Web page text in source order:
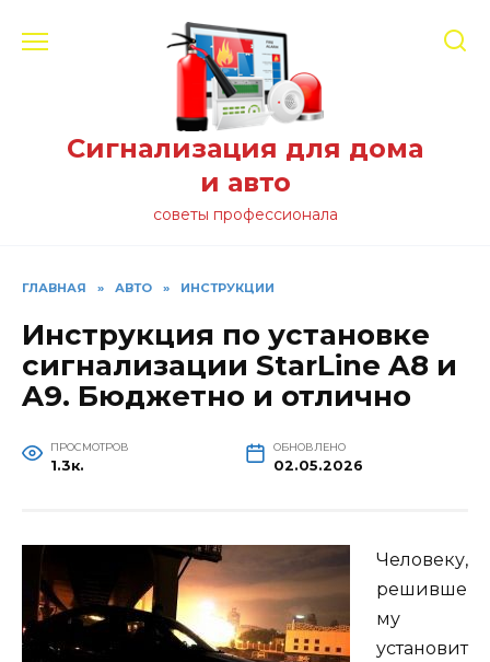
Сигнализация для дома
и авто
советы профессионала
ГЛАВНАЯ » АВТО » ИНСТРУКЦИИ
Инструкция по установке
сигнализации StarLine A8 и
A9. Бюджетно и отлично
ПРОСМОТРОВ
1.3к.
ОБНОВЛЕНО
02.05.2026
Человеку,
решивше
му
установит